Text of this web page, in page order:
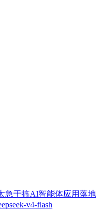
急于搞AI智能体应用落地
v4-flash